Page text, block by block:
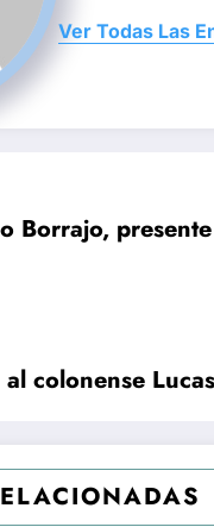
Ver Todas Las
Borrajo,
colonense